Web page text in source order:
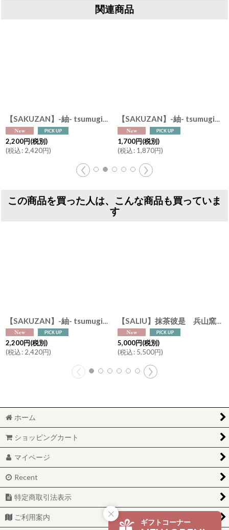
関連商品
01] 【SAKUZAN】-紬- tsumugi 碗 飯碗 茶碗 ボウル つむぎ 作山窯 日本製
2,200円(税別)
(税込: 2,420円)
【SAKUZAN】-紬- tsumugi カップ ゴス サビ 茶碗 ボウル ラテアート 作山窯 日本製
1,700円(税別)
(税込: 1,870円)
この商品を買った人は、こんな商品も買っていま
す
【SAKUZAN】-紬- tsumugi 片口碗 碗 中鉢 抹茶ラテボウル 作山窯 日本製 美濃焼 φ13cm
2,200円(税別)
(税込: 2,420円)
【SALIU】抹茶彼是 兵山窯 片口抹茶碗 粉引き 黒柿釉 美濃焼 日本製 SALIU craft Japan 抹茶ラテ 抹茶を楽しむ
5,000円(税別)
(税込: 5,500円)
ホーム
ショッピングカート
マイページ
Recent
特定商取引法表示
ご利用案内
ギフトコーナー